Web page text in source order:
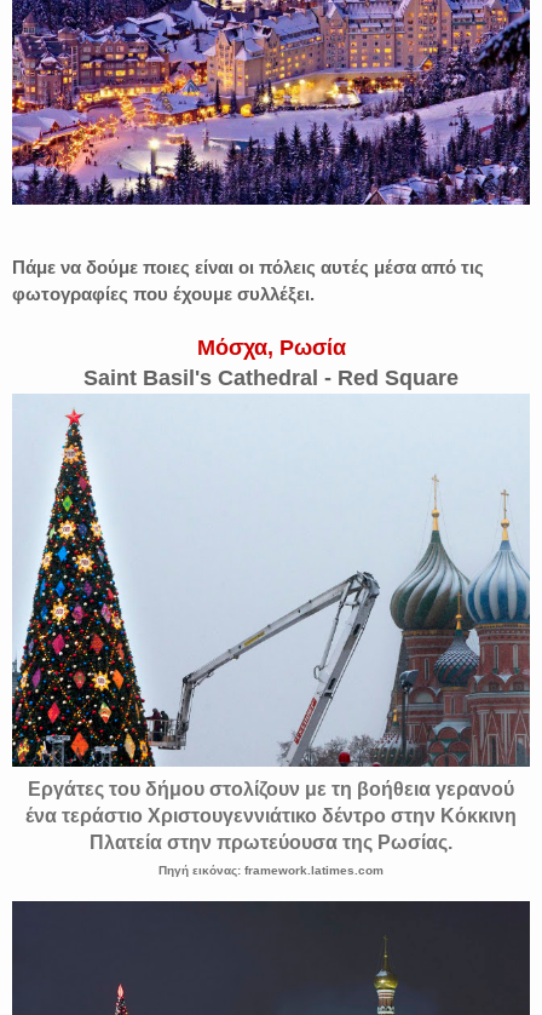
Πάμε να δούμε ποιες είναι οι πόλεις αυτές μέσα από τις
φωτογραφίες που έχουμε συλλέξει.
Μόσχα, Ρωσία
Saint Basil's Cathedral - Red Square
Εργάτες του δήμου στολίζουν με τη βοήθεια γερανού
ένα τεράστιο Χριστουγεννιάτικο δέντρο στην Κόκκινη
Πλατεία στην πρωτεύουσα της Ρωσίας.
Πηγή εικόνας: framework.latimes.com